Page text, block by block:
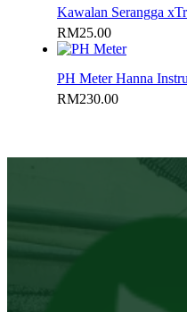
Kawalan Serangga
RM25.00
PH Meter Hanna
RM230.00